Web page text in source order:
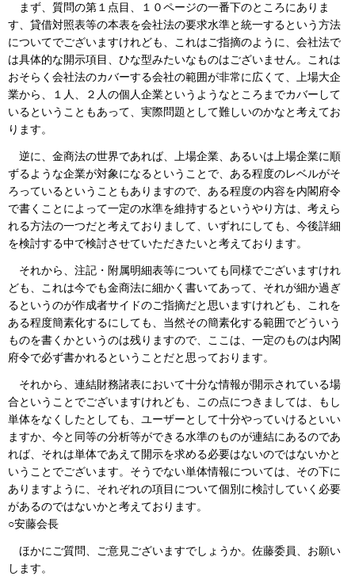
まず、質問の第１点目、１０ページの一番下のところにありま
す、貸借対照表等の本表を会社法の要求水準と統一するという方法
についてでございますけれども、これはご指摘のように、会社法で
は具体的な開示項目、ひな型みたいなものはございません。これは
おそらく会社法のカバーする会社の範囲が非常に広くて、上場大企
業から、１人、２人の個人企業というようなところまでカバーして
いるということもあって、実際問題として難しいのかなと考えてお
ります。
逆に、金商法の世界であれば、上場企業、あるいは上場企業に順
ずるような企業が対象になるということで、ある程度のレベルがそ
ろっているということもありますので、ある程度の内容を内閣府令
で書くことによって一定の水準を維持するというやり方は、考えら
れる方法の一つだと考えておりまして、いずれにしても、今後詳細
を検討する中で検討させていただきたいと考えております。
それから、注記・附属明細表等についても同様でございますけれ
ども、これは今でも金商法に細かく書いてあって、それが細か過ぎ
るというのが作成者サイドのご指摘だと思いますけれども、これを
ある程度簡素化するにしても、当然その簡素化する範囲でどういう
ものを書くかというのは残りますので、ここは、一定のものは内閣
府令で必ず書かれるということだと思っております。
それから、連結財務諸表において十分な情報が開示されている場
合ということでございますけれども、この点につきましては、もし
単体をなくしたとしても、ユーザーとして十分やっていけるといい
ますか、今と同等の分析等ができる水準のものが連結にあるのであ
れば、それは単体であえて開示を求める必要はないのではないかと
いうことでございます。そうでない単体情報については、その下に
ありますように、それぞれの項目について個別に検討していく必要
があるのではないかと考えております。
○安藤会長
ほかにご質問、ご意見ございますでしょうか。佐藤委員、お願い
します。